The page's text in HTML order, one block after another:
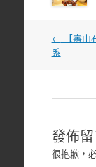
文
章
← 【壽
系
發佈
很抱歉，